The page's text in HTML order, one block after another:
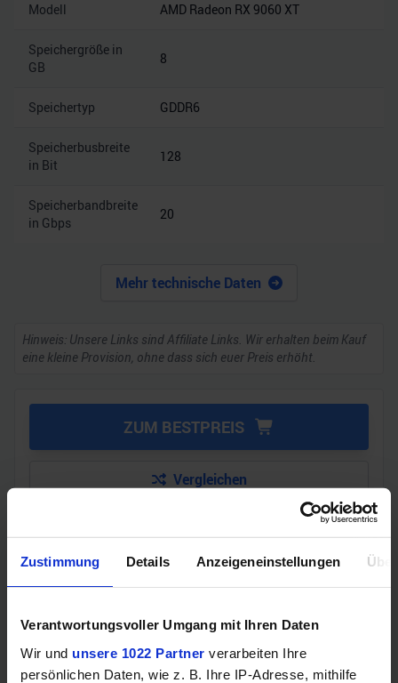
Zustimmung Details Anzeigeneinstellungen
Verantwortungsvoller Umgang mit Ihren Daten
Wir und unsere 1022 Partner verarbeiten Ihre
persönlichen Daten, wie z. B. Ihre IP-Adresse, mithilfe
Modell AMD Radeon RX 9060 XT
Speichergröße in
GB
8
Speichertyp GDDR6
Speicherbusbreite
in Bit
128
Speicherbandbreite
in Gbps
20
Mehr technische Daten
Hinweis: Unsere Links sind Affiliate Links. Wir erhalten beim Kauf
eine kleine Provision, ohne dass sich euer Preis erhöht.
ZUM BESTPREIS
Vergleichen
Ti!!
Bis zum 21. August hast du die Chance, bei unserem